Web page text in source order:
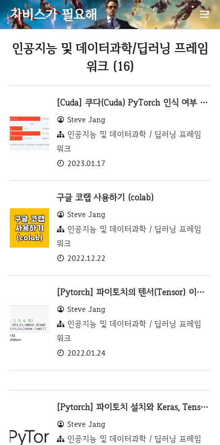
자비스가 필요해
인공지능 및 데이터과학/딥러닝 프레임
워크 (16)
[Cuda] 쿠다(Cuda) PyTorch 인식 여부 및 해결
Steve Jang
인공지능 및 데이터과학 / 딥러닝 프레임
워크
2023.01.17
구글 코랩 사용하기 (colab)
Steve Jang
인공지능 및 데이터과학 / 딥러닝 프레임
워크
2022.12.22
[Pytorch] 파이토치의 텐서(Tensor) 이해 및 예제
Steve Jang
인공지능 및 데이터과학 / 딥러닝 프레임
워크
2022.01.24
[Pytorch] 파이토치 설치와 Keras, Tensorflow 비교
Steve Jang
인공지능 및 데이터과학 / 딥러닝 프레임